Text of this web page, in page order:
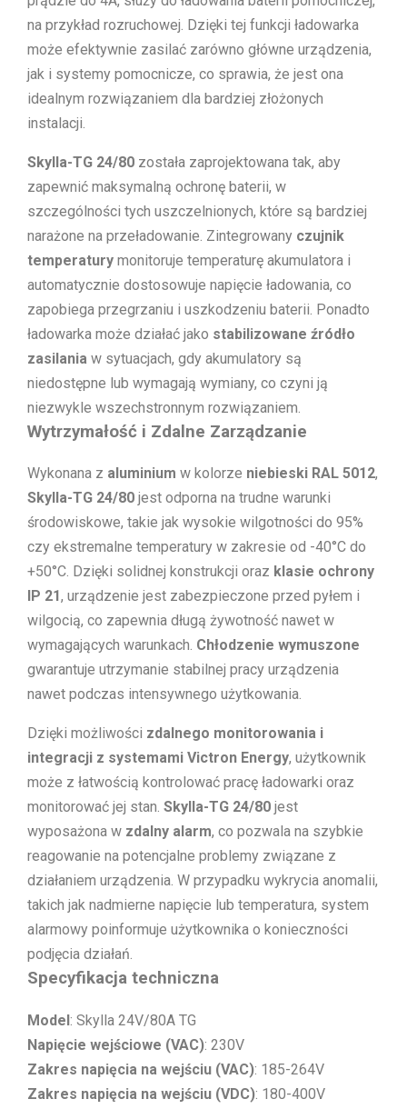
na przykład rozruchowej. Dzięki tej funkcji ładowarka
może efektywnie zasilać zarówno główne urządzenia,
jak i systemy pomocnicze, co sprawia, że jest ona
idealnym rozwiązaniem dla bardziej złożonych
instalacji.
Skylla-TG 24/80 została zaprojektowana tak, aby
zapewnić maksymalną ochronę baterii, w
szczególności tych uszczelnionych, które są bardziej
narażone na przeładowanie. Zintegrowany czujnik
temperatury monitoruje temperaturę akumulatora i
automatycznie dostosowuje napięcie ładowania, co
zapobiega przegrzaniu i uszkodzeniu baterii. Ponadto
ładowarka może działać jako stabilizowane źródło
zasilania w sytuacjach, gdy akumulatory są
niedostępne lub wymagają wymiany, co czyni ją
niezwykle wszechstronnym rozwiązaniem.
Wytrzymałość i Zdalne Zarządzanie
Wykonana z aluminium w kolorze niebieski RAL 5012,
Skylla-TG 24/80 jest odporna na trudne warunki
środowiskowe, takie jak wysokie wilgotności do 95%
czy ekstremalne temperatury w zakresie od -40°C do
+50°C. Dzięki solidnej konstrukcji oraz klasie ochrony
IP 21, urządzenie jest zabezpieczone przed pyłem i
wilgocią, co zapewnia długą żywotność nawet w
wymagających warunkach. Chłodzenie wymuszone
gwarantuje utrzymanie stabilnej pracy urządzenia
nawet podczas intensywnego użytkowania.
Dzięki możliwości zdalnego monitorowania i
integracji z systemami Victron Energy, użytkownik
może z łatwością kontrolować pracę ładowarki oraz
monitorować jej stan. Skylla-TG 24/80 jest
wyposażona w zdalny alarm, co pozwala na szybkie
reagowanie na potencjalne problemy związane z
działaniem urządzenia. W przypadku wykrycia anomalii,
takich jak nadmierne napięcie lub temperatura, system
alarmowy poinformuje użytkownika o konieczności
podjęcia działań.
Specyfikacja techniczna
Model : Skylla 24V/80A TG
Napięcie wejściowe (VAC): 230V
Zakres napięcia na wejściu (VAC): 185-264V
Zakres napięcia na wejściu (VDC): 180-400V